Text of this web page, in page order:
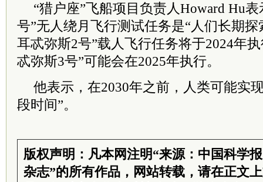
“猎户座”飞船项目负责人Howard Hu
号”无人绕月飞行测试任务是“人们长期
耳忒弥斯2号”载人飞行任务将于2024年
忒弥斯3号”可能会在2025年执行。
他表示，在2030年之前，人类可能实
段时间”。
版权声明：凡本网注明“来源：中国科学
杂志”的所有作品，网站转载，请在正文